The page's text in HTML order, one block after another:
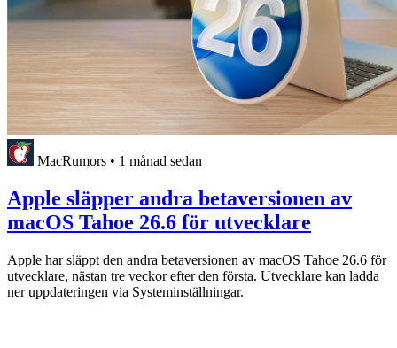
MacRumors • 1 månad sedan
Apple släpper andra betaversionen av
macOS Tahoe 26.6 för utvecklare
Apple har släppt den andra betaversionen av macOS Tahoe 26.6 för
utvecklare, nästan tre veckor efter den första. Utvecklare kan ladda
ner uppdateringen via Systeminställningar.